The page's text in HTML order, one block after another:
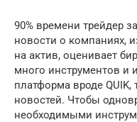
90% времени трейдер
новости о компаниях,
на актив, оценивает
много инструментов и
платформа вроде QUIK,
новостей. Чтобы
необходимыми